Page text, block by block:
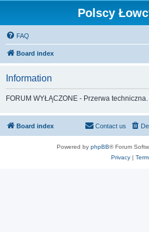
Polscy
FAQ
Board index
Information
FORUM WYŁĄCZONE - Przerwa
Board index Contact us
Powered by phpBB® Forum
Privacy|